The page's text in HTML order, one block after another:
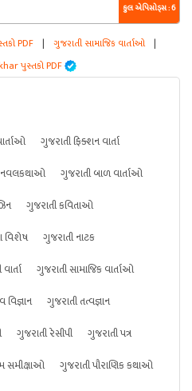
કુલ એપિસોડ્સ : 6
PDF | ગુજરાતી સામાજિક વાર્તાઓ |
પુસ્તકો PDF
ગુજરાતી ફિક્શન વાર્તા
નવલકથાઓ
ગુજરાતી બાળ વાર્તાઓ
ગુજરાતી કવિતાઓ
વિશેષ
ગુજરાતી નાટક
ગુજરાતી સામાજિક વાર્તાઓ
વિજ્ઞાન
ગુજરાતી તત્વજ્ઞાન
ગુજરાતી રેસીપી
ગુજરાતી પત્ર
સમીક્ષાઓ
ગુજરાતી પૌરાણિક કથાઓ